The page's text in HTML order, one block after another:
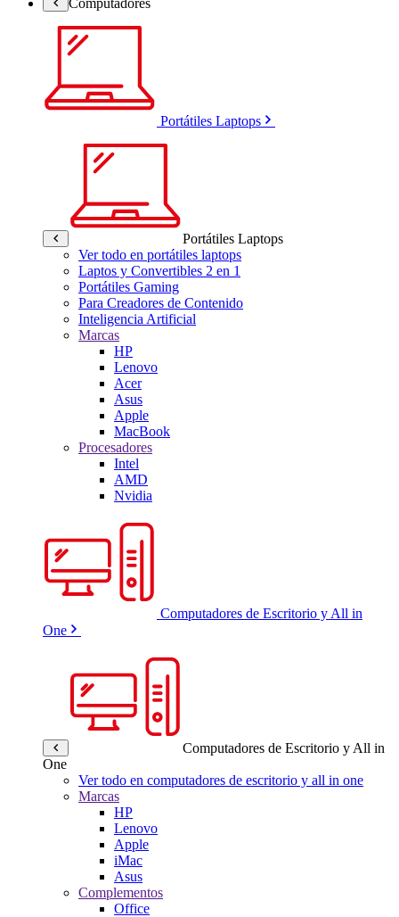
Portátiles Laptops
Portátiles Laptops
Ver todo en portátiles laptops
Laptos y Convertibles 2 en 1
Portátiles Gaming
Para Creadores de Contenido
Inteligencia Artificial
Marcas
HP
Lenovo
Acer
Asus
Apple
MacBook
Procesadores
Intel
AMD
Nvidia
Computadores de Escritorio y All in
One
Computadores de Escritorio y All in
One
Ver todo en computadores de escritorio y all in one
Marcas
HP
Lenovo
Apple
iMac
Asus
Complementos
Office